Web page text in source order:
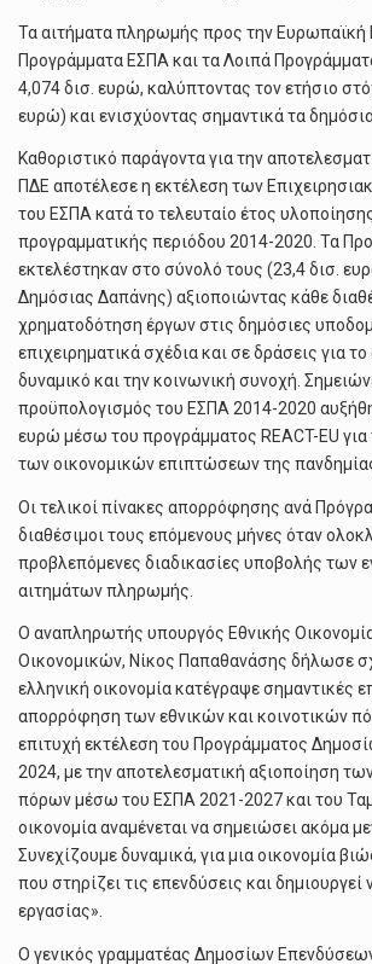
Τα αιτήματα πληρωμής προς την Ευρωπαϊκή
Προγράμματα ΕΣΠΑ και τα Λοιπά
4,074 δισ. ευρώ, καλύπτοντας τον ετήσιο
ευρώ) και ενισχύοντας σημαντικά τα
Καθοριστικό παράγοντα για την
ΠΔΕ αποτέλεσε η εκτέλεση των
του ΕΣΠΑ κατά το τελευταίο έτος
προγραμματικής περιόδου 2014-2020. Τα
εκτελέστηκαν στο σύνολό τους (23,4 δισ.
Δημόσιας Δαπάνης) αξιοποιώντας κάθε
χρηματοδότηση έργων στις δημόσιες
επιχειρηματικά σχέδια και σε δράσεις για
δυναμικό και την κοινωνική συνοχή.
προϋπολογισμός του ΕΣΠΑ 2014-2020
ευρώ μέσω του προγράμματος REACT-EU για
των οικονομικών επιπτώσεων της
Οι τελικοί πίνακες απορρόφησης ανά
διαθέσιμοι τους επόμενους μήνες όταν
προβλεπόμενες διαδικασίες υποβολής των
αιτημάτων πληρωμής.
Ο αναπληρωτής υπουργός Εθνικής
Οικονομικών, Νίκος Παπαθανάσης δήλωσε
ελληνική οικονομία κατέγραψε σημαντικές
απορρόφηση των εθνικών και κοινοτικών
επιτυχή εκτέλεση του Προγράμματος
2024, με την αποτελεσματική αξιοποίηση
πόρων μέσω του ΕΣΠΑ 2021-2027 και του
οικονομία αναμένεται να σημειώσει ακόμα
Συνεχίζουμε δυναμικά, για μια οικονομία
που στηρίζει τις επενδύσεις και δημιουργεί
εργασίας».
Ο γενικός γραμματέας Δημοσίων